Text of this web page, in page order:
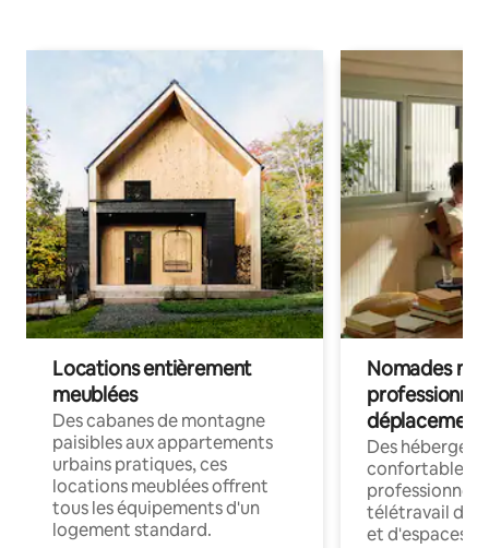
Locations entièrement
meublées
Des cabanes de montagne
paisibles aux appartements
urbains pratiques, ces
locations meublées offrent
tous les équipements d'un
logement standard.
Nomades
déplacement
Des
confortables
professionnels
télétravail
et d'espaces